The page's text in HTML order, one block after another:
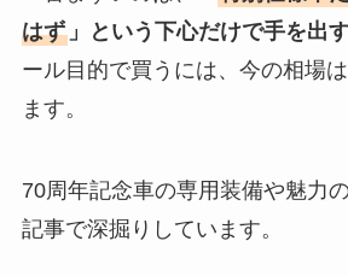
はず」という下心だけで手を出
ール目的で買うには、今の相場
ます。
70周年記念車の専用装備や魅力
記事で深掘りしています。